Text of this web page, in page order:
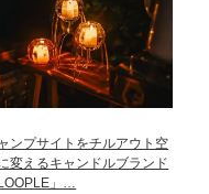
ンプサイトをチルアウト空
変えるキャンドルブランド
LOOPLE」…